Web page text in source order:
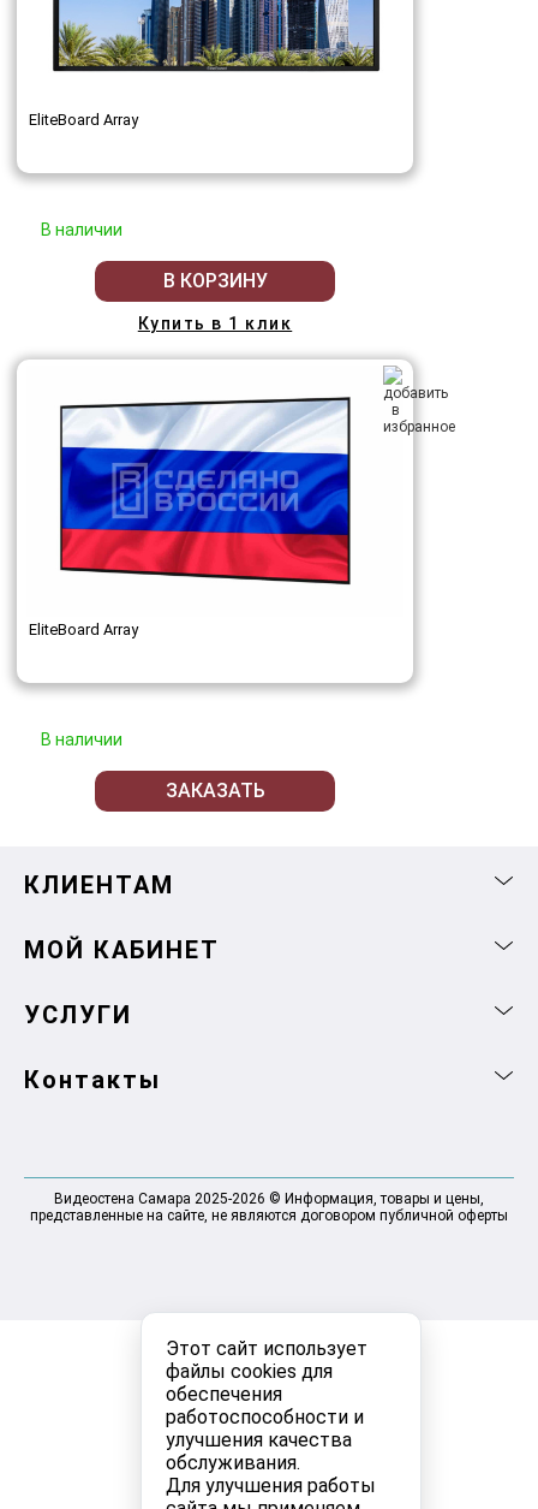
Этот сайт использует
файлы cookies для
обеспечения
работоспособности и
улучшения качества
обслуживания.
Для улучшения работы
EliteBoard Array
В наличии
В КОРЗИНУ
Купить в 1 клик
EliteBoard Array
В наличии
ЗАКАЗАТЬ
КЛИЕНТАМ
МОЙ КАБИНЕТ
УСЛУГИ
Контакты
Видеостена Самара 2025-2026 © Информация, товары и цены,
представленные на сайте, не являются договором публичной оферты